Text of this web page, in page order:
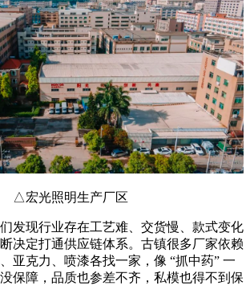
△宏光照明生产厂区
发现行业存在工艺难、交货慢、款式变化
决定打通供应链体系。古镇很多厂家依赖
亚克力、喷漆各找一家，像 “抓中药” 一
保障，品质也参差不齐，私模也得不到保